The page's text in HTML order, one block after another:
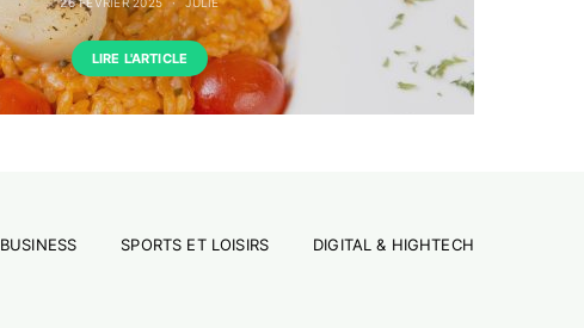
LIRE L'ARTICLE
BUSINESS SPORTS ET LOISIRS DIGITAL & HIGHTECH